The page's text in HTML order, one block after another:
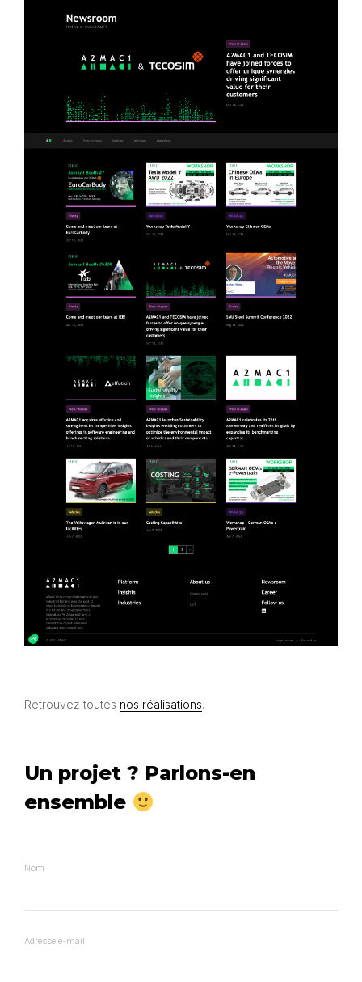
Retrouvez toutes nos réalisations.
Un projet ? Parlons-en
ensemble
Nom
Adresse e-mail